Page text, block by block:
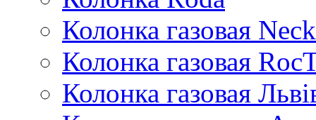
Колонка газовая
Колонка газовая
Колонка газовая